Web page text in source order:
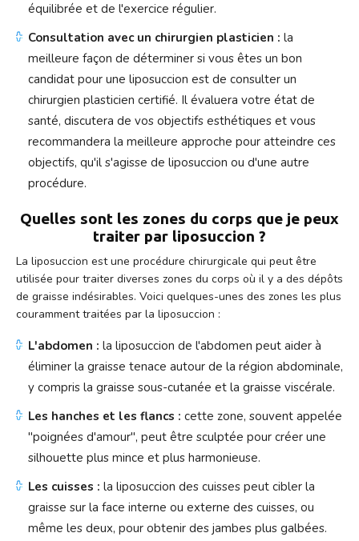
équilibrée et de l'exercice régulier.
Consultation avec un chirurgien plasticien : la
meilleure façon de déterminer si vous êtes un bon
candidat pour une liposuccion est de consulter un
chirurgien plasticien certifié. Il évaluera votre état de
santé, discutera de vos objectifs esthétiques et vous
recommandera la meilleure approche pour atteindre ces
objectifs, qu'il s'agisse de liposuccion ou d'une autre
procédure.
Quelles sont les zones du corps que je peux
traiter par liposuccion ?
La liposuccion est une procédure chirurgicale qui peut être
utilisée pour traiter diverses zones du corps où il y a des dépôts
de graisse indésirables. Voici quelques-unes des zones les plus
couramment traitées par la liposuccion :
L'abdomen : la liposuccion de l'abdomen peut aider à
éliminer la graisse tenace autour de la région abdominale,
y compris la graisse sous-cutanée et la graisse viscérale.
Les hanches et les flancs : cette zone, souvent appelée
"poignées d'amour", peut être sculptée pour créer une
silhouette plus mince et plus harmonieuse.
Les cuisses : la liposuccion des cuisses peut cibler la
graisse sur la face interne ou externe des cuisses, ou
même les deux, pour obtenir des jambes plus galbées.